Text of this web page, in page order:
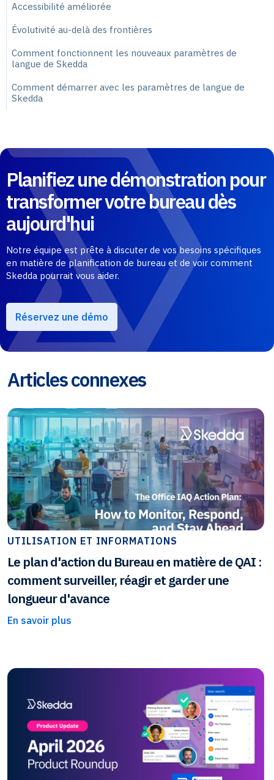
Accessibilité améliorée
Évolutivité au-delà des frontières
Comment fonctionnent les nouveaux paramètres de
langue de Skedda
Comment démarrer avec les paramètres de langue de
Skedda
Planifiez une démonstration pour
transformer votre bureau dès
aujourd'hui
Notre équipe est prête à discuter de vos besoins spécifiques
en matière de planification de bureau et de voir comment
Skedda pourrait vous aider.
Réservez une démo
Articles connexes
UTILISATION ET INFORMATIONS
Le plan d'action du Bureau en matière de QAI :
comment surveiller, réagir et garder une
longueur d'avance
En savoir plus